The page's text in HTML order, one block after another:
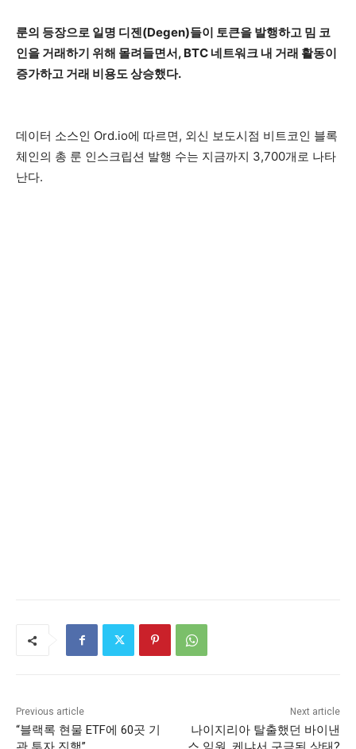
룬의 등장으로 일명 디젠(Degen)들이 토큰을 발행하고 밈 코
인을 거래하기 위해 몰려들면서, BTC 네트워크 내 거래 활동이
증가하고 거래 비용도 상승했다.
데이터 소스인 Ord.io에 따르면, 외신 보도시점 비트코인 블록
체인의 총 룬 인스크립션 발행 수는 지금까지 3,700개로 나타
난다.
Previous article
“블랙록 현물 ETF에 60곳 기
Next article
나이지리아 탈출했던 바이낸